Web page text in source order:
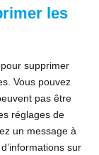
les
supprimer
Vous pouvez
pas être
réglages de
un message à
sur